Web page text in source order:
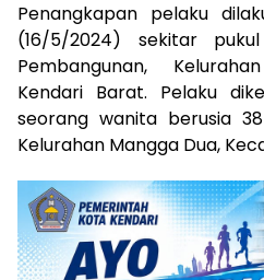
Penangkapan pelaku
(16/5/2024) sekitar
Pembangunan,
Kendari Barat. Pelaku
seorang wanita berusia
Kelurahan Mangga Dua,